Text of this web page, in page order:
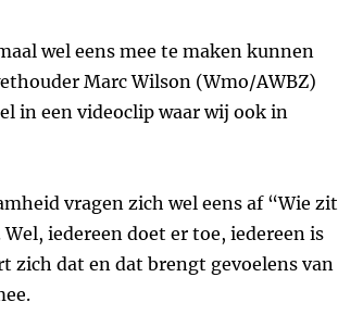
wel eens mee te maken kunnen
Marc Wilson (Wmo/AWBZ)
in een videoclip waar wij ook in
vragen zich wel eens af “Wie zit
iedereen doet er toe, iedereen is
zich dat en dat brengt gevoelens van